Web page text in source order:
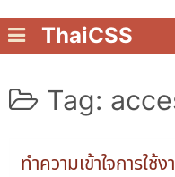
ThaiCSS
Tag:
ทำความเข้าใจการใ